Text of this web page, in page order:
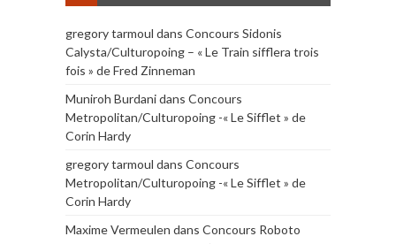
gregory tarmoul dans Concours Sidonis
Calysta/Culturopoing – « Le Train sifflera trois
fois » de Fred Zinneman
Muniroh Burdanidans Concours
Metropolitan/Culturopoing -« Le Sifflet » de
Corin Hardy
gregory tarmoul dans Concours
Metropolitan/Culturopoing -« Le Sifflet » de
Corin Hardy
Maxime Vermeulen dans Concours Roboto